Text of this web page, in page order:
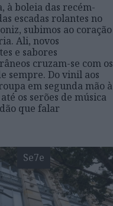
à boleia das recém-
escadas rolantes no
subimos ao coração
Ali, novos
e sabores
cruzam-se com os
sempre. Do vinil aos
em segunda mão à
os serões de música
que falar
Se7e